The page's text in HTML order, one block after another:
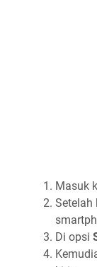
Masuk
Setelah
Di opsi